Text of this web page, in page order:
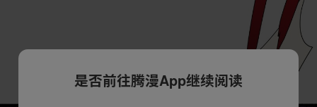
是否前往腾漫App继续阅读